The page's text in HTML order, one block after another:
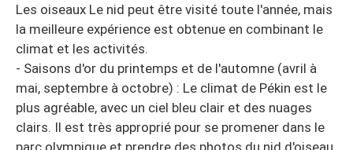
Les oiseaux Le nid peut être visité toute l'année, mais
la meilleure expérience est obtenue en combinant le
climat et les activités.
- Saisons d'or du printemps et de l'automne (avril à
mai, septembre à octobre) : Le climat de Pékin est le
plus agréable, avec un ciel bleu clair et des nuages
clairs. Il est très approprié pour se promener dans le
parc olympique et prendre des photos du nid d'oiseau